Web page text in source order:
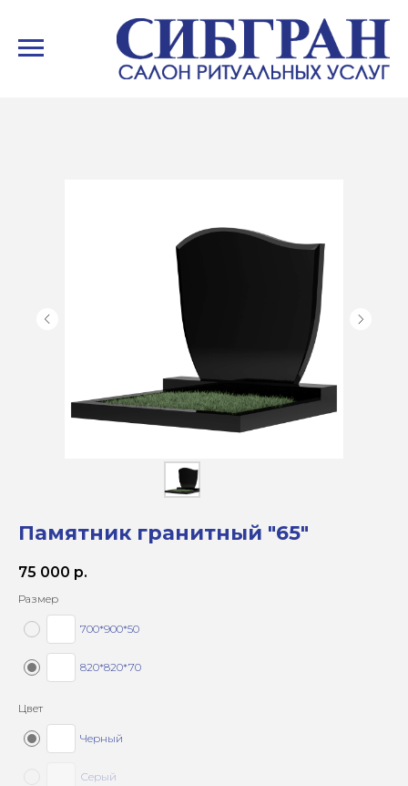
Памятник гранитный "65"
75 000 р.
Размер
700*900*50
820*820*70
Цвет
Черный
Серый